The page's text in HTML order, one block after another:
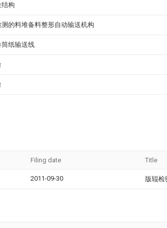
构
的料堆备料整形自动输送机构
纸输送线
Filing date Title
2011-09-30 版辊检